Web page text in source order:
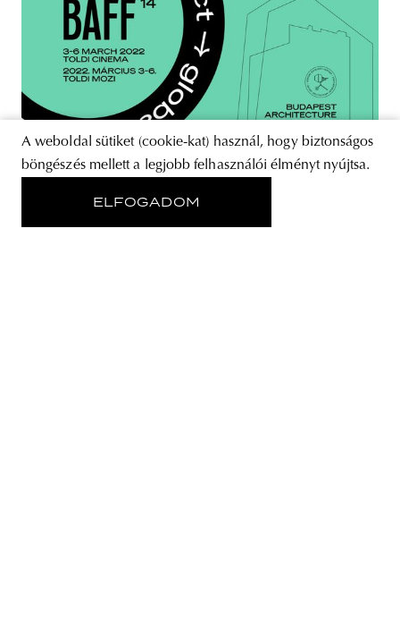
ARCHITECTURE
A weboldal sütiket (cookie-kat) használ, hogy biztonságos
böngészés mellett a legjobb felhasználói élményt nyújtsa.
ELFOGADOM